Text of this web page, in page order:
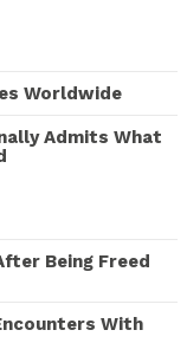
Worldwide
Admits What
Being Freed
With